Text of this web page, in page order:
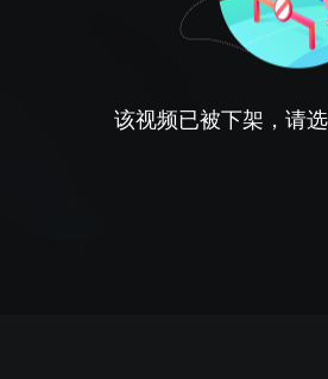
该视频已被下架，请